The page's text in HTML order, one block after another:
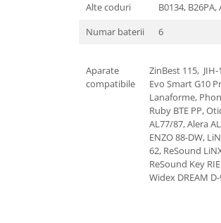
Alte coduri
B0134, B26PA,
Numar baterii
6
Aparate
compatibile
ZinBest 115,
Evo Smart G10
Lanaforme,
Ruby BTE PP,
AL77/87, Alera
ENZO 88-DW,
62, ReSound
ReSound Key
Widex DREAM